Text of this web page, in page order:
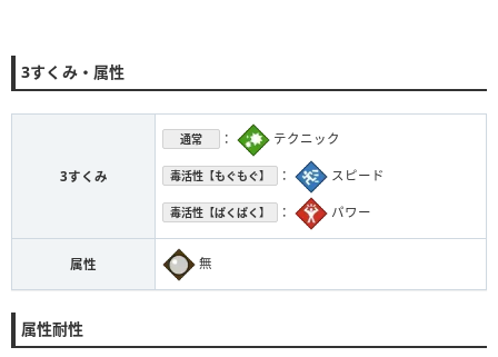
3すくみ・属性
3すくみ
通常 ： テクニック
毒活性【もぐもぐ】 ： スピード
毒活性【ぱくぱく】 ： パワー
属性 無
属性耐性